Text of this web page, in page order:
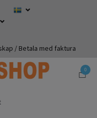
/ Betala med faktura
0